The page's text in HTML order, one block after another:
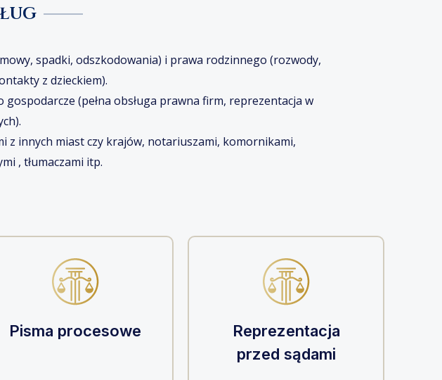
spadki, odszkodowania) i prawa rodzinnego (rozwody,
z dzieckiem).
(pełna obsługa prawna firm, reprezentacja w
z innych miast czy krajów, notariuszami, komornikami,
, tłumaczami itp.
Pisma procesowe
Reprezentacja
przed sądami